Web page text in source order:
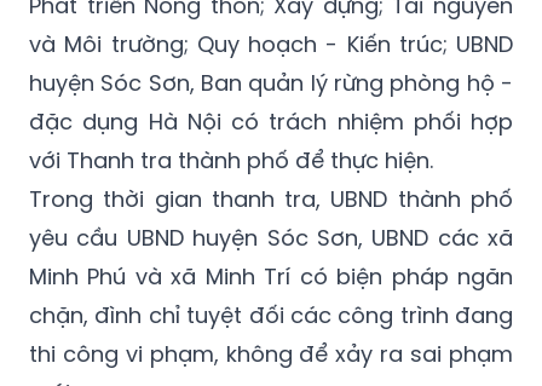
huyện Sóc Sơn, Ban quản lý rừng phòng hộ -
đặc dụng Hà Nội có trách nhiệm phối hợp
với Thanh tra thành phố để thực hiện.
Trong thời gian thanh tra, UBND thành phố
yêu cầu UBND huyện Sóc Sơn, UBND các xã
Minh Phú và xã Minh Trí có biện pháp ngăn
chặn, đình chỉ tuyệt đối các công trình đang
thi công vi phạm, không để xảy ra sai phạm
mới.
Sáng 26/10, Ban Thường vụ huyện Sóc Sơn -